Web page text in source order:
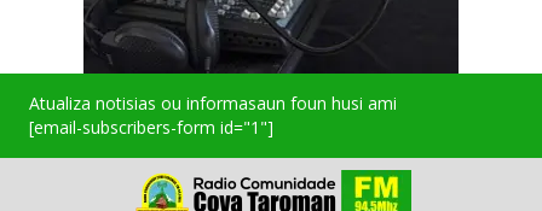
Atualiza notisias ou informasaun foun husi ami
[email-subscribers-form id="1"]